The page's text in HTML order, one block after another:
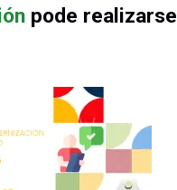
pode realizarse